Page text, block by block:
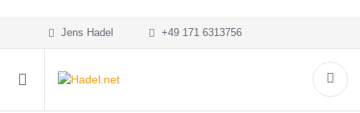
Jens Hadel +49 171 6313756